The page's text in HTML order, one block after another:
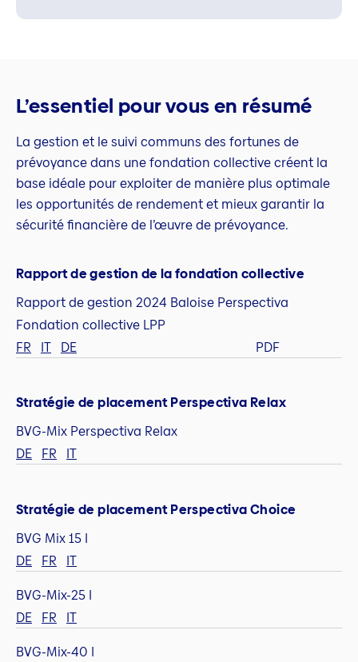
L’essentiel pour vous en résumé
La gestion et le suivi communs des fortunes de
prévoyance dans une fondation collective créent la
base idéale pour exploiter de manière plus optimale
les opportunités de rendement et mieux garantir la
sécurité financière de l’œuvre de prévoyance.
Rapport de gestion de la fondation collective
Rapport de gestion 2024 Baloise Perspectiva
Fondation collective LPP
FR
IT DE PDF
Stratégie de placement Perspectiva Relax
BVG-Mix Perspectiva Relax
DE FR IT
Stratégie de placement Perspectiva Choice
BVG Mix 15 I
DE FR
IT
BVG-Mix-25 I
DE FR
IT
BVG-Mix-40 I